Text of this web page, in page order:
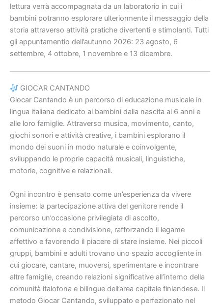
lettura verrà accompagnata da un laboratorio in cui i
bambini potranno esplorare ulteriormente il messaggio della
storia attraverso attività pratiche divertenti e stimolanti. Tutti
gli appuntamentio dell’autunno 2026: 23 agosto, 6
settembre, 4 ottobre, 1 novembre e 13 dicembre.
GIOCAR CANTANDO
Giocar Cantando è un percorso di educazione musicale in
lingua italiana dedicato ai bambini dalla nascita ai 6 anni e
alle loro famiglie. Attraverso musica, movimento, canto,
giochi sonori e attività creative, i bambini esplorano il
mondo dei suoni in modo naturale e coinvolgente,
sviluppando le proprie capacità musicali, linguistiche,
motorie, cognitive e relazionali.
Ogni incontro è pensato come un’esperienza da vivere
insieme: la partecipazione attiva del genitore rende il
percorso un’occasione privilegiata di ascolto,
comunicazione e condivisione, rafforzando il legame
affettivo e favorendo il piacere di stare insieme. Nei piccoli
gruppi, bambini e adulti trovano uno spazio accogliente in
cui giocare, cantare, muoversi, sperimentare e incontrare
altre famiglie, creando relazioni significative all’interno della
comunità italofona e bilingue dell’area capitale finlandese. Il
metodo Giocar Cantando, sviluppato e perfezionato nel